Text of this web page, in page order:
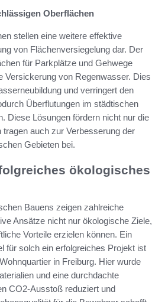
Oberflächen
stellen eine weitere effektive
von Flächenversiegelung dar. Der
für Parkplätze und Gehwege
Versickerung von Regenwasser. Dies
und verringert den
Überflutungen im städtischen
Diese Lösungen fördern nicht nur die
tragen auch zur Verbesserung der
Gebieten bei.
ökologisches
Bauens zeigen zahlreiche
Ansätze nicht nur ökologische Ziele,
Vorteile erzielen können. Ein
für solch ein erfolgreiches Projekt ist
in Freiburg. Hier wurde
und eine durchdachte
CO2-Ausstoß reduziert und